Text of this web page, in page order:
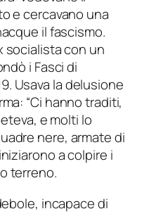
e cercavano una
il fascismo.
socialista con un
i Fasci di
Usava la delusione
“Ci hanno traditi,
e molti lo
nere, armate di
a colpire i
terreno.
incapace di